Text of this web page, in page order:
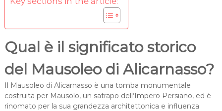
Qual è il significato storico
del Mausoleo di Alicarnasso?
Il Mausoleo di Alicarnasso è una tomba monumentale
costruita per Mausolo, un satrapo dell’Impero Persiano, ed è
rinomato per la sua grandezza architettonica e influenza